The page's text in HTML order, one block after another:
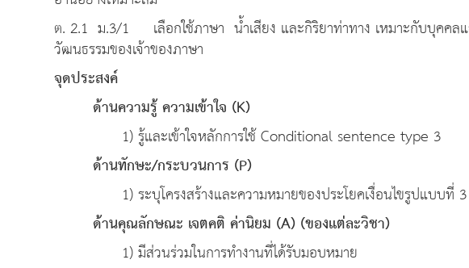
ต. 2.1 ม.3/1 เลือกใช้ภาษา น้ำเสียง และกิริยาท่าทาง เหมาะกับบุคคลแ
วัฒนธรรมของเจ้าของภาษา
จุดประส
ด้านความรู้ ความเข้าใจ (K)
1) รู้และเข้าใจหลักการใช้ Conditional sentence type 3
ด้านทักษะ/กระบวนการ (P)
1) ระบุโครงสร้างและความหมายของประโยคเงื่อนไขรูปแบบที่ 3
ด้านคุณลักษณะ เจตคติ ค่านิยม (A) (ของแต่ละวิชา)
1) มีส่วนร่วมในการทำงานที่ได้รับมอบหมาย